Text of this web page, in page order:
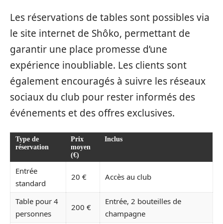
Les réservations de tables sont possibles via
le site internet de Shôko, permettant de
garantir une place promesse d’une
expérience inoubliable. Les clients sont
également encouragés à suivre les réseaux
sociaux du club pour rester informés des
événements et des offres exclusives.
Type de
réservation
Prix
moyen
(€)
Inclus
Entrée
standard
20 € Accès au club
Table pour 4
personnes
200 €
Entrée, 2 bouteilles de
champagne